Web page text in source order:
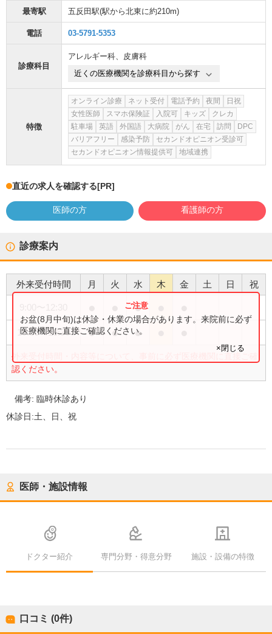
最寄駅 五反田駅(駅から北東に約210m)
電話 03-5791-5353
診療科目
アレルギー科、 皮膚科
近くの医療機関を診療科目から探す
特徴
オンライン診療 ネット受付 電話予約 夜間
日祝
女性医師
スマホ保険証 入院可 キッズ
クレカ
駐車場
英語 外国語 大病院 がん 在宅 訪問
DPC
バリアフリー
感染予防
セカンドオピニオン受診可
セカンドオピニオン情報提供可
地域連携
直近の求人を確認する[PR]
医師の方 看護師の方
診療案内
外来受付時間 月 火 水 木 金 土 日 祝
●
15:00〜18:30 ● ● ●
外来受付時間・内容等について、事前に必ず医療機関に直接ご確
認ください。
お盆(8月中旬)は休診・休業の場合があります。来院前に必ず
医療機関に直接ご確認ください。
×閉じる
備考:臨時休診あり
休診日:土、日、祝
医師・施設情報
ドクター紹介 専門分野・得意分野 施設・設備の特徴
口コミ (0件)